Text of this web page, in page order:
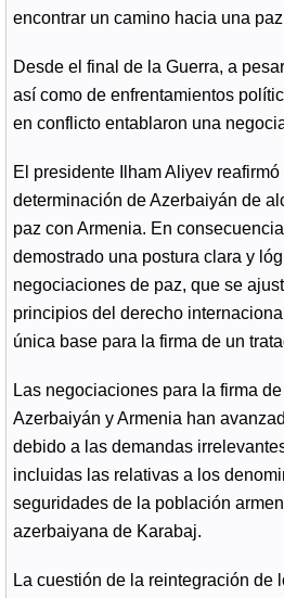
encontrar un camino hacia una
Desde el final de la Guerra, a
así como de enfrentamientos
en conflicto entablaron una
El presidente Ilham Aliyev
determinación de Azerbaiyán de
paz con Armenia. En
demostrado una postura clara y
negociaciones de paz, que se
principios del derecho
única base para la firma de un
Las negociaciones para la firma
Azerbaiyán y Armenia han
debido a las demandas
incluidas las relativas a los
seguridades de la población
azerbaiyana de Karabaj.
La cuestión de la reintegración de